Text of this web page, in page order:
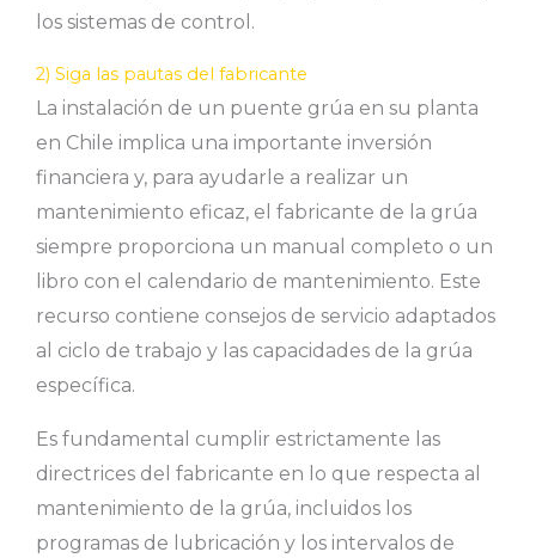
los sistemas de control.
2) Siga las pautas del fabricante
La instalación de un puente grúa en su planta
en Chile implica una importante inversión
financiera y, para ayudarle a realizar un
mantenimiento eficaz, el fabricante de la grúa
siempre proporciona un manual completo o un
libro con el calendario de mantenimiento. Este
recurso contiene consejos de servicio adaptados
al ciclo de trabajo y las capacidades de la grúa
específica.
Es fundamental cumplir estrictamente las
directrices del fabricante en lo que respecta al
mantenimiento de la grúa, incluidos los
programas de lubricación y los intervalos de